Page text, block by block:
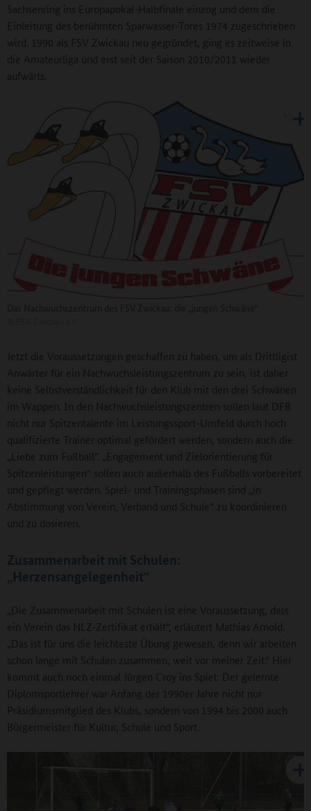
Sachsenring ins Europapokal-Halbfinale einzog und dem die
Einleitung des berühmten Sparwasser-Tores 1974 zugeschrieben
wird. 1990 als FSV Zwickau neu gegründet, ging es zeitweise in
die Amateurliga und erst seit der Saison 2010/2011 wieder
aufwärts.
Jetzt die Voraussetzungen geschaffen zu haben, um als Drittligist
Anwärter für ein Nachwuchsleistungszentrum zu sein, ist daher
keine Selbstverständlichkeit für den Klub mit den drei Schwänen
im Wappen. In den Nachwuchsleistungszentren sollen laut DFB
nicht nur Spitzentalente im Leistungssport-Umfeld durch hoch
qualifizierte Trainer optimal gefördert werden, sondern auch die
„Liebe zum Fußball”. „Engagement und Zielorientierung für
Spitzenleistungen“ sollen auch außerhalb des Fußballs vorbereitet
und gepflegt werden. Spiel- und Trainingsphasen sind „in
Abstimmung von Verein, Verband und Schule“ zu koordinieren
und zu dosieren.
Zusammenarbeit mit Schulen:
„Herzensangelegenheit“
„Die Zusammenarbeit mit Schulen ist eine Voraussetzung, dass
ein Verein das NLZ-Zertifikat erhält“, erläutert Mathias Arnold.
„Das ist für uns die leichteste Übung gewesen, denn wir arbeiten
schon lange mit Schulen zusammen, weit vor meiner Zeit.“ Hier
kommt auch noch einmal Jürgen Croy ins Spiel: Der gelernte
Diplomsportlehrer war Anfang der 1990er Jahre nicht nur
Präsidiumsmitglied des Klubs, sondern von 1994 bis 2000 auch
Bürgermeister für Kultur, Schule und Sport.